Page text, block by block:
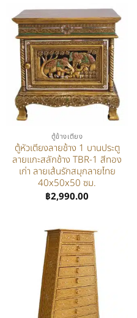
ตู้ข้างเตียง
ตู้หัวเตียงลายช้าง 1 บานประตู
ลายแกะสลักช้าง TBR-1 สีทอง
เก่า ลายเส้นรักสมุกลายไทย
40x50x50 ซม.
฿2,990.00